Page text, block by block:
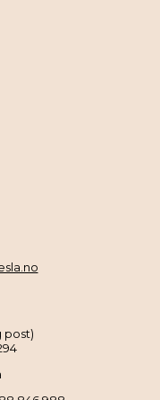
post)